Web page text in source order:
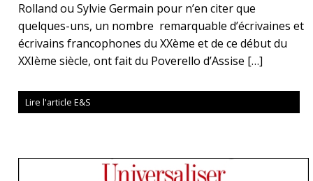
Rolland ou Sylvie Germain pour n’en citer que
quelques-uns, un nombre remarquable d’écrivaines et
écrivains francophones du XXème et de ce début du
XXIème siècle, ont fait du Poverello d’Assise […]
Lire l'article E&S